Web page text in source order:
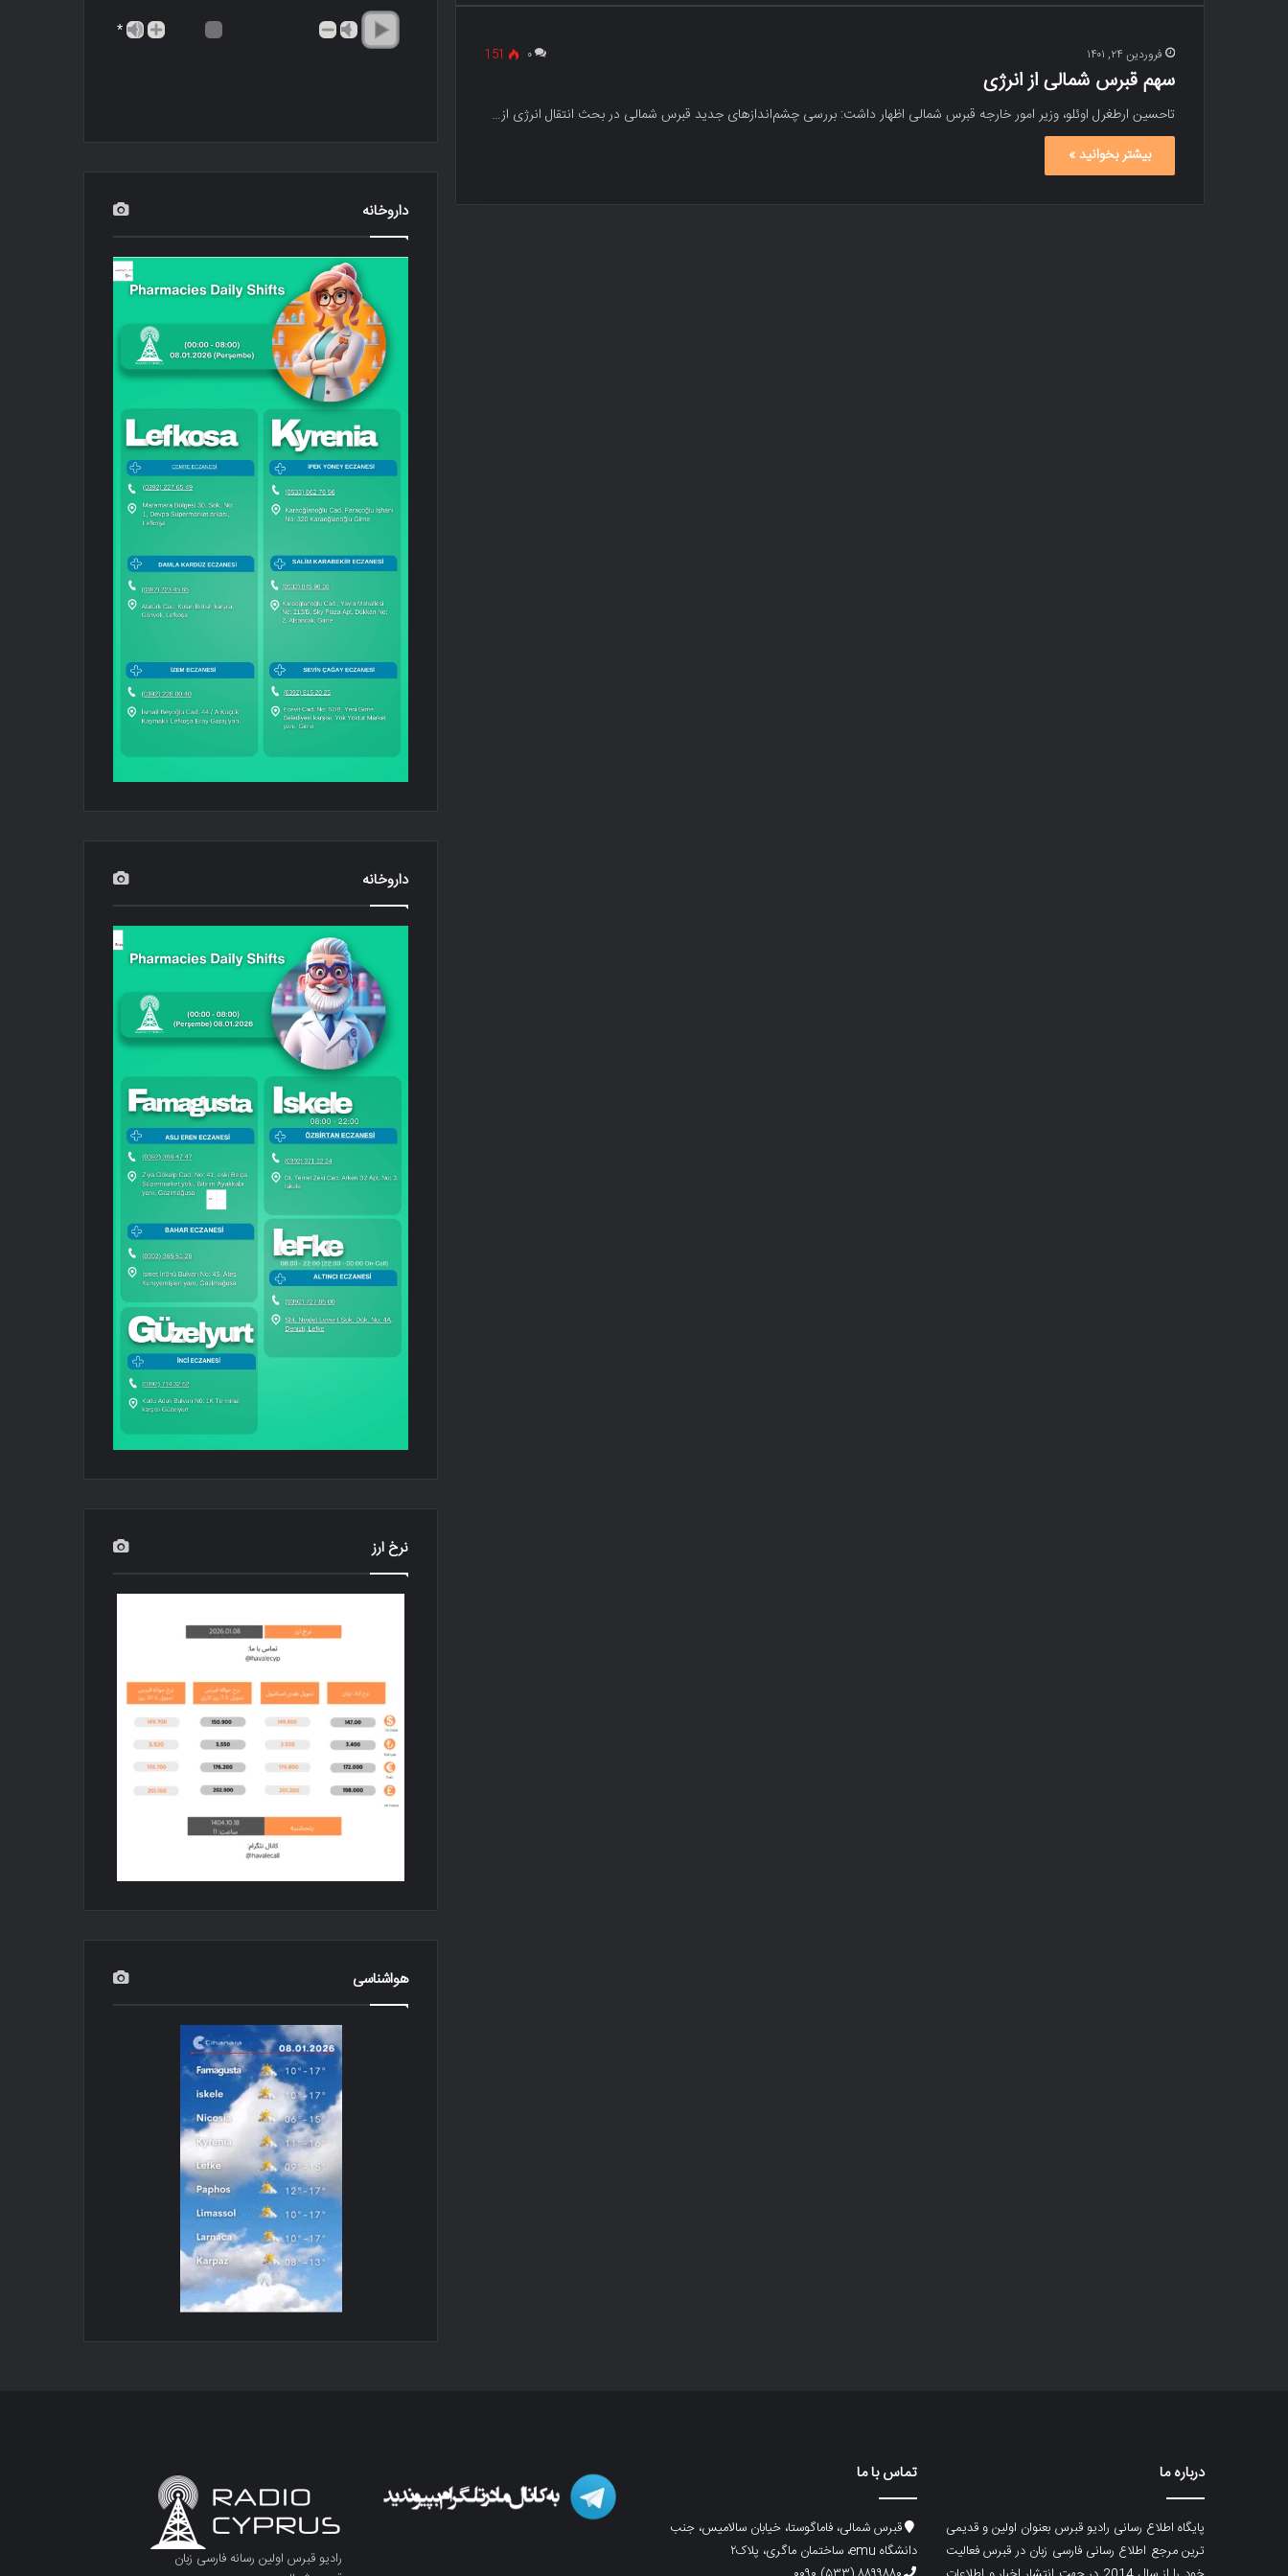
فروردین ۲۴, ۱۴۰۱ ۰ 151
سهم قبرس شمالی از انرژی
تاحسین ارطغرل اوئلو، وزیر امور خارجه قبرس شمالی اظهار داشت: بررسی چشم‌اندازهای جدید قبرس شمالی در بحث انتقال انرژی از…
بیشتر بخوانید »
*
داروخانه
داروخانه
نرخ ارز
هواشناسی
درباره ما
پایگاه اطلاع رسانی رادیو قبرس بعنوان اولین و قدیمی
ترین مرجع اطلاع رسانی فارسی زبان در قبرس فعالیت
تماس با ما
قبرس شمالی، فاماگوستا، خیابان سالامیس، جنب
دانشگاه emu، ساختمان ماگری، پلاک۲
رادیو قبرس اولین رسانه فارسی زبان